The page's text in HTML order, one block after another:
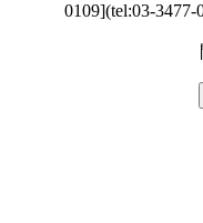
0109](tel:03-